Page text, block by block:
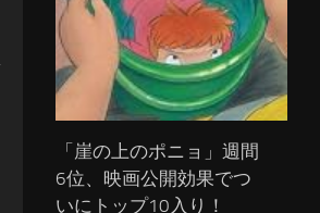
「崖の上のポニョ」週間
6位、映画公開効果でつ
いにトップ10入り！